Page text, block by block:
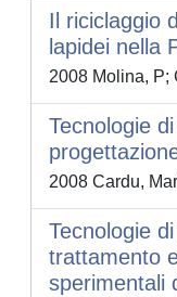
Il riciclaggio
lapidei nella
2008 Molina, P;
Tecnologie
2008 Cardu,
Tecnologie
trattamento
sperimentali